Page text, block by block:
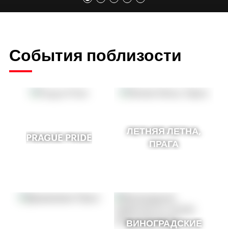
События поблизости
PRAGUE PRIDE
ЛЕТНЯЯ ЛЕТНА,
ПРАГА
ВИНОГРАДСКИЕ